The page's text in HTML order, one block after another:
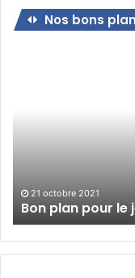
Nos bons
21 octobre 2021
Bon plan pour le